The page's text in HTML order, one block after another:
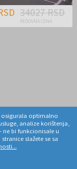
34027 RSD
REDOVNA CENA
osigurala optimalno
analize korištenja,
ne bi funkcionisale u
slažete se sa